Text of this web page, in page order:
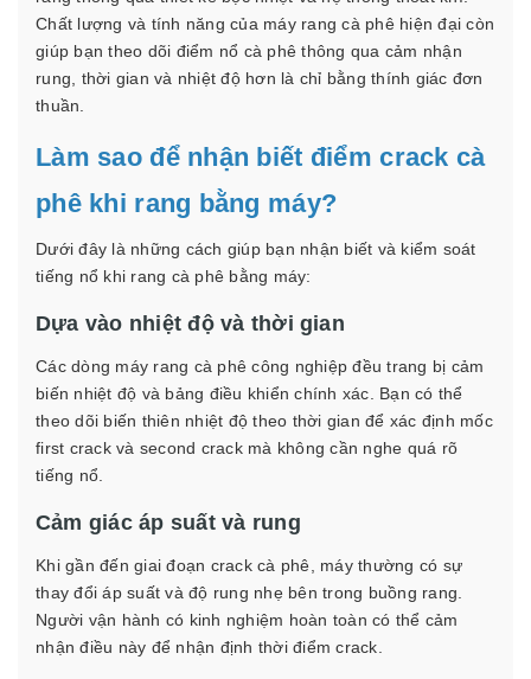
Chất lượng và tính năng của máy rang cà phê hiện đại còn
giúp bạn theo dõi điểm nổ cà phê thông qua cảm nhận
rung, thời gian và nhiệt độ hơn là chỉ bằng thính giác đơn
thuần.
Làm sao để nhận biết điểm crack cà
phê khi rang bằng máy?
Dưới đây là những cách giúp bạn nhận biết và kiểm soát
tiếng nổ khi rang cà phê bằng máy:
Dựa vào nhiệt độ và thời gian
Các dòng máy rang cà phê công nghiệp đều trang bị cảm
biến nhiệt độ và bảng điều khiển chính xác. Bạn có thể
theo dõi biến thiên nhiệt độ theo thời gian để xác định mốc
first crack và second crack mà không cần nghe quá rõ
tiếng nổ.
Cảm giác áp suất và rung
Khi gần đến giai đoạn crack cà phê, máy thường có sự
thay đổi áp suất và độ rung nhẹ bên trong buồng rang.
Người vận hành có kinh nghiệm hoàn toàn có thể cảm
nhận điều này để nhận định thời điểm crack.